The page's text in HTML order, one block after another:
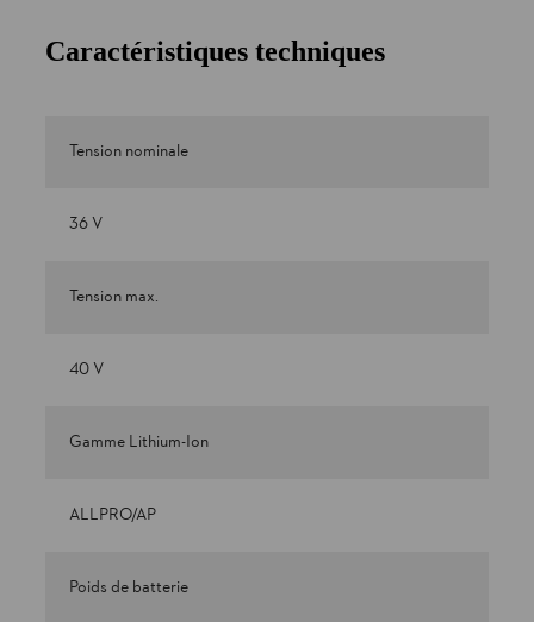
Caractéristiques techniques
Tension nominale
36 V
Tension max.
40 V
Gamme Lithium-Ion
ALLPRO/AP
Poids de batterie